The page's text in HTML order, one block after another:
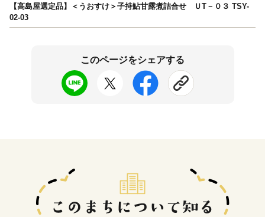
【高島屋選定品】＜うおすけ＞子持鮎甘露煮詰合せ ＵT－０３ TSY-
02-03
このページをシェアする